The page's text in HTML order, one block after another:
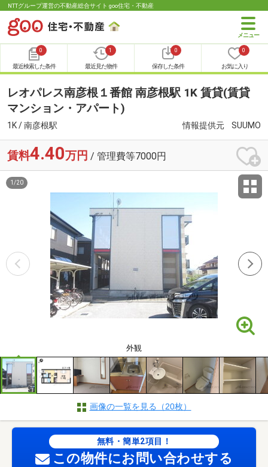
NTTグループ運営の不動産総合サイト goo住宅・不動産
0
最近検索した条件
1
最近見た物件
0
保存した条件
0
お気に入り
レオパレス南彦根１番館 南彦根駅 1K 賃貸(賃貸
マンション・アパート)
1K / 南彦根駅 情報提供元 SUUMO
賃料4.40万円 / 管理費等7000円
外観
1 /20
画像の一覧を見る（20枚）
無料・簡単2項目！
この物件にお問い合わせする